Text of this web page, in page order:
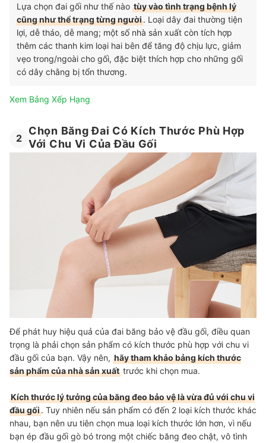
khoa Cơ Xương Khớp, hợp tác chuyên môn và hợp tác phẫu thuật các bệnh
lý cơ xương khớp với một số bệnh viện tại Tp.HCM. Là một người thích vận
động thể thao, bác sĩ Chánh cũng có những nghiên cứu sâu về dinh dưỡng,
chế độ luyện tập, các chấn thương trong thể thao và đã từng điều trị cho
rất nhiều cầu thủ từ các đội tuyển bóng đá, vận động viên các môn Muay
Thái, cầu lông, boxing v.v.
Lựa chọn đai gối như thế nào tùy vào tình trạng bệnh lý
cũng như thể trạng từng người. Loại dây đai thường tiện
lợi, dễ tháo, dễ mang; một số nhà sản xuất còn tích hợp
thêm các thanh kim loại hai bên để tăng độ chịu lực, giảm
vẹo trong/ngoài cho gối, đặc biệt thích hợp cho những gối
có dây chằng bị tổn thương.
Xem Bảng Xếp Hạng
2
Chọn Băng Đai Có Kích Thước Phù Hợp
Với Chu Vi Của Đầu Gối
Để phát huy hiệu quả của đai băng bảo vệ đầu gối, điều quan
trọng là phải chọn sản phẩm có kích thước phù hợp với chu vi
đầu gối của bạn. Vậy nên, hãy tham khảo bảng kích thước
sản phẩm của nhà sản xuất trước khi chọn mua.
Kích thước lý tưởng của băng đeo bảo vệ là vừa đủ với chu vi
đầu gối. Tuy nhiên nếu sản phẩm có đến 2 loại kích thước khác
nhau, bạn nên ưu tiên chọn mua loại kích thước lớn hơn, vì nếu
bạn ép đầu gối gò bó trong một chiếc băng đeo chật, vô tình